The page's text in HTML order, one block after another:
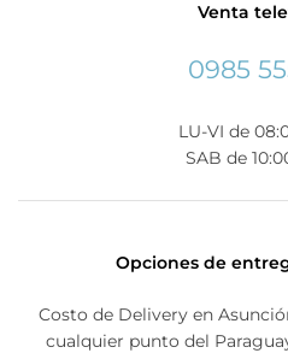
Venta
0985
LU-VI de
SAB de
Opciones de
Costo de Delivery en
cualquier punto del